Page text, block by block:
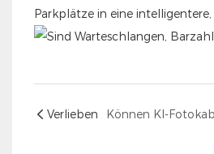
Parkplätze in eine
Verlieben